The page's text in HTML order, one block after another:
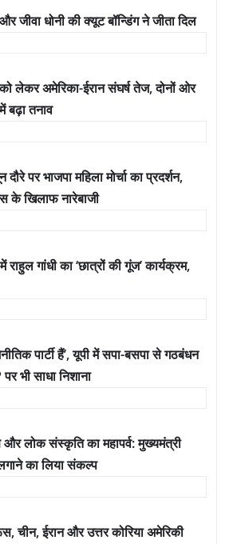
जीवा धोनी की क्यूट बॉन्डिंग ने जीता दिल
लेकर अमेरिका-ईरान संघर्ष तेज, दोनों ओर
बढ़ा तनाव
पर भाजपा महिला मोर्चा का प्रदर्शन,
के खिलाफ नारेबाजी
गांधी का ‘छात्रों की गूंज’ कार्यक्रम,
पार्टी हैं’, यूपी में सपा-बसपा से गठबंधन
भी साधा निशाना
और लोक संस्कृति का महापर्व: मुख्यमंत्री
का लिया संकल्प
चीन, ईरान और उत्तर कोरिया अमेरिकी